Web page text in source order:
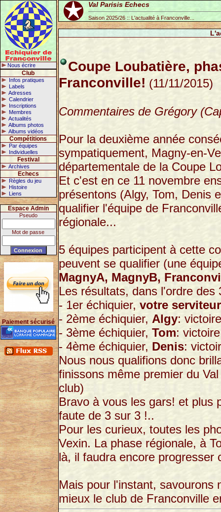
Nous écrire
Club
Infos pratiques
Labels
Adresses
Calendrier
Inscriptions
Membres
Actualités
Albums photos
Albums vidéos
Compétitions
Par équipes
Individuelles
Festival
Archives
Echecs
Règles du jeu
Histoire
Liens
Espace Admin
Pseudo
Mot de passe
Paiement sécurisé
Val Parisis Echecs
Saison 2025/26 :: L'actualité à Franconville...
Coupe Loubatière,
Franconville! (11/11/2015)
Commentaires de Grégory
Pour la deuxième année
sympatiquement, Magny-en-
départementale de la Coupe
Et c'est en ce 11 novembre
présentons (Algy, Tom, Denis
qualifier l'équipe de
régionale...
5 équipes participent à cette
peuvent se qualifier (une
MagnyA, MagnyB,
Les résultats, dans l'ordre
- 1er échiquier, votre
- 2ème échiquier, Algy:
- 3ème échiquier, Tom:
- 4ème échiquier, Denis:
Nous nous qualifions donc
finissons même premier du
club)
Bravo à vous les gars! et plus
faute de 3 sur 3 !..
Pour les curieux, toutes les
Vexin. La phase régionale, à
là, il faudra encore progresser
Mais pour l'instant, savourons
mieux le club de Franconville